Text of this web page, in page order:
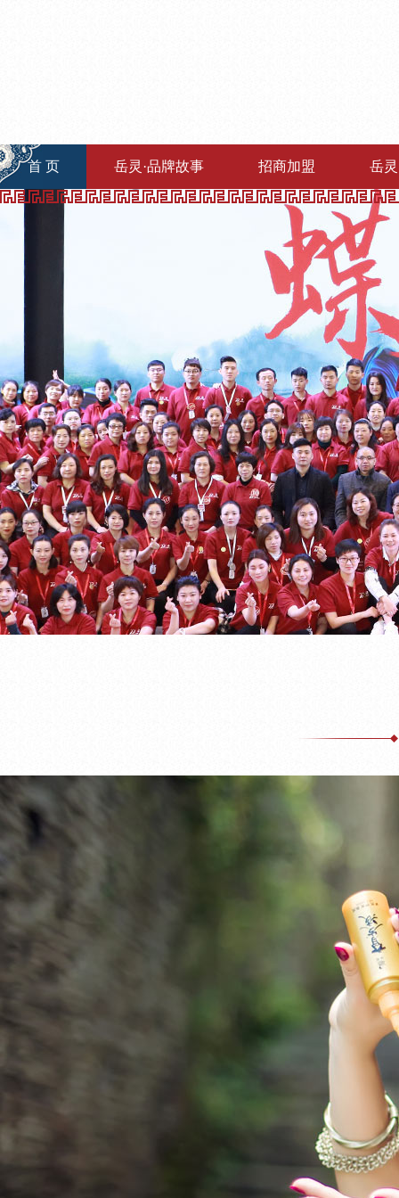
首 页 岳灵·品牌故事 招商加盟 岳